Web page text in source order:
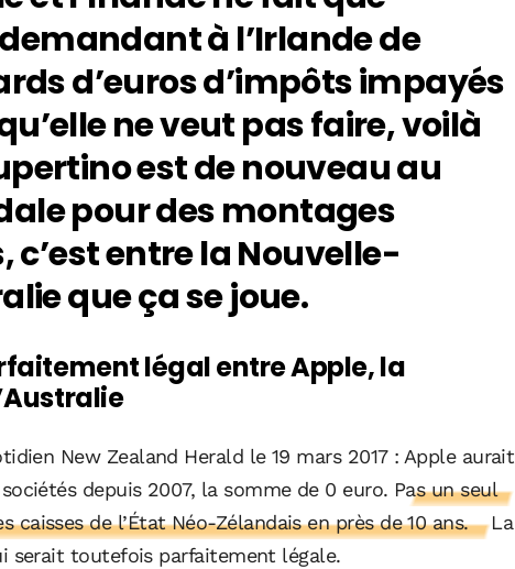
à l’Irlande de
d’euros d’impôts impayés
ne veut pas faire, voilà
est de nouveau au
pour des montages
c’est entre la Nouvelle-
que ça se joue.
légal entre Apple, la
New Zealand Herald le 19 mars 2017 : Apple aurait
depuis 2007, la somme de 0 euro. Pas un seul
caisses de l’État Néo-Zélandais en près de 10 ans.
La
serait toutefois parfaitement légale.